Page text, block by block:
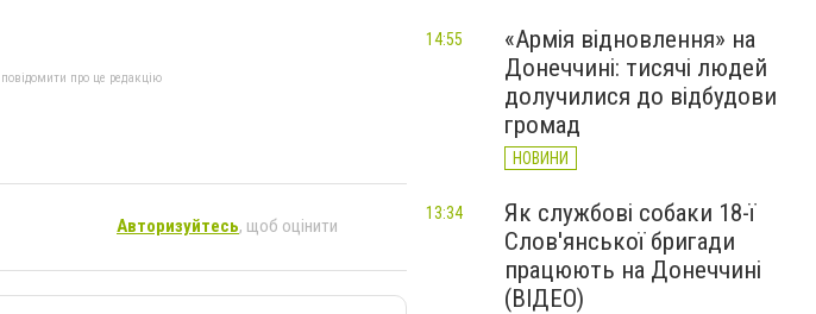
про це редакцію
Авторизуйтесь, щоб оцінити
«Армія відновлення» на
Донеччині: тисячі людей
долучилися до відбудови
громад
НОВИНИ
14:55
Як службові собаки 18-ї
Слов'янської бригади
працюють на Донеччині
(ВІДЕО)
13:34